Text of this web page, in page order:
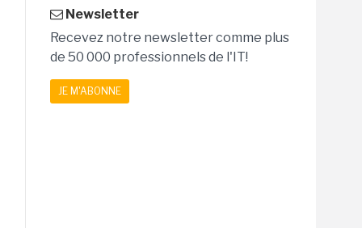
Newsletter
Recevez notre newsletter comme plus
de 50 000 professionnels de l'IT!
JE M'ABONNE